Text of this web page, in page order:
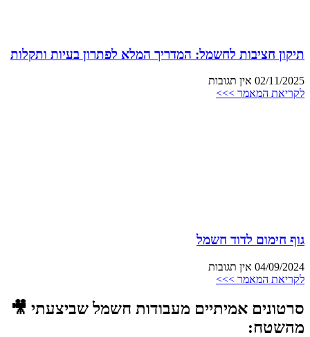
תיקון חציבות לחשמל: המדריך המלא לפתרון בעיות ותקלות
02/11/2025 אין תגובות
לקריאת המאמר >>>
גוף חימום לדוד חשמל
04/09/2024 אין תגובות
לקריאת המאמר >>>
סרטונים אמיתיים מעבודות חשמל שביצעתי 🎥
מהשטח: